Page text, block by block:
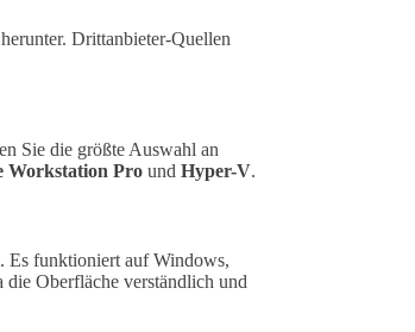
Drittanbieter-Quellen
Sie die größte Auswahl an
Workstation Pro und Hyper-V.
Es funktioniert auf Windows,
Oberfläche verständlich und